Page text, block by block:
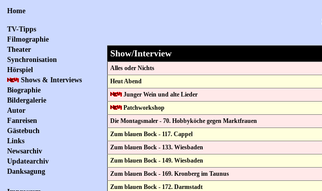
Home
TV-Tipps
Filmographie
Theater
Synchronisation
Hörspiel
Shows & Interviews
Biographie
Bildergalerie
Autor
Fanreisen
Gästebuch
Links
Newsarchiv
Updatearchiv
Danksagung
Show/Interview
Alles oder Nichts
Heut Abend
Junger Wein und alte Lieder
Patchworkshop
Die Montagsmaler - 70. Hobbyköche gegen Marktfrauen
Zum blauen Bock - 117. Cappel
Zum blauen Bock - 133. Wiesbaden
Zum blauen Bock - 149. Wiesbaden
Zum blauen Bock - 169. Kronberg im Taunus
Zum blauen Bock - 172. Darmstadt